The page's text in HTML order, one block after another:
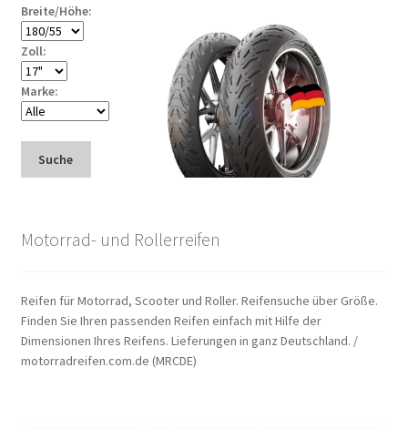
Breite/Höhe:
Zoll:
Marke:
Suche
Motorrad- und Rollerreifen
Reifen für Motorrad, Scooter und Roller. Reifensuche über Größe.
Finden Sie Ihren passenden Reifen einfach mit Hilfe der
Dimensionen Ihres Reifens. Lieferungen in ganz Deutschland. /
motorradreifen.com.de (MRCDE)